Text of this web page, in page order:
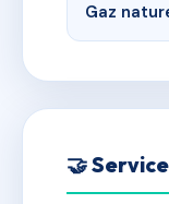
Gaz
🤝